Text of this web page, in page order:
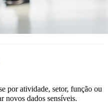
por atividade, setor, função ou
novos dados sensíveis.